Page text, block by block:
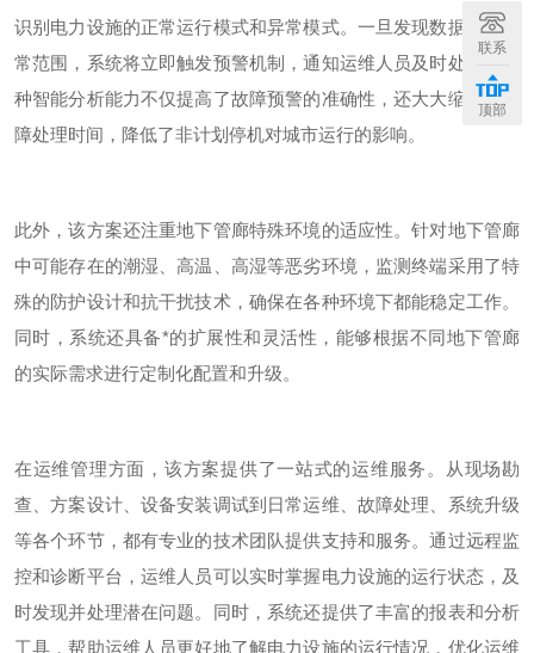
识别电力设施的正常运行模式和异常模式。一旦发现数据偏离正
常范围，系统将立即触发预警机制，通知运维人员及时处理。这
种智能分析能力不仅提高了故障预警的准确性，还大大缩短了故
障处理时间，降低了非计划停机对城市运行的影响。
此外，该方案还注重地下管廊特殊环境的适应性。针对地下管廊
中可能存在的潮湿、高温、高湿等恶劣环境，监测终端采用了特
殊的防护设计和抗干扰技术，确保在各种环境下都能稳定工作。
同时，系统还具备*的扩展性和灵活性，能够根据不同地下管廊
的实际需求进行定制化配置和升级。
在运维管理方面，该方案提供了一站式的运维服务。从现场勘
查、方案设计、设备安装调试到日常运维、故障处理、系统升级
等各个环节，都有专业的技术团队提供支持和服务。通过远程监
控和诊断平台，运维人员可以实时掌握电力设施的运行状态，及
时发现并处理潜在问题。同时，系统还提供了丰富的报表和分析
工具，帮助运维人员更好地了解电力设施的运行情况，优化运维
联系
顶部